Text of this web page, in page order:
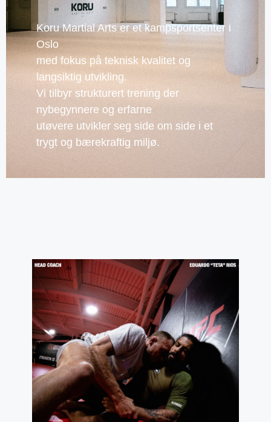
Koru Martial Arts er et kampsportsenter i
Oslo
med fokus på teknisk kvalitet og
langsiktig utvikling.
Vi tilbyr strukturert trening der
nybegynnere og erfarne
utøvere utvikler seg side om side i et
trygt og bærekraftig miljø.